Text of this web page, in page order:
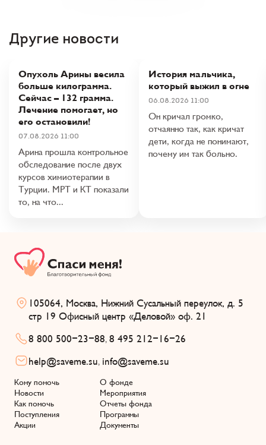
Другие новости
Опухоль Арины весила
больше килограмма.
Сейчас – 132 грамма.
Лечение помогает, но
его остановили!
07.08.2026 11:00
Арина прошла контрольное
обследование после двух
курсов химиотерапии в
Турции. МРТ и КТ показали
то, на что...
История мальчика,
который выжил в огне
06.08.2026 11:00
Он кричал громко,
отчаянно так, как кричат
дети, когда не понимают,
почему им так больно.
105064, Москва, Нижний Сусальный переулок, д. 5
стр 19 Офисный центр «Деловой» оф. 21
8 800 500-23-88, 8 495 212-16-26
help@saveme.su, info@saveme.su
Кому помочь
Новости
Как помочь
Поступления
Акции
О фонде
Мероприятия
Отчеты фонда
Программы
Документы